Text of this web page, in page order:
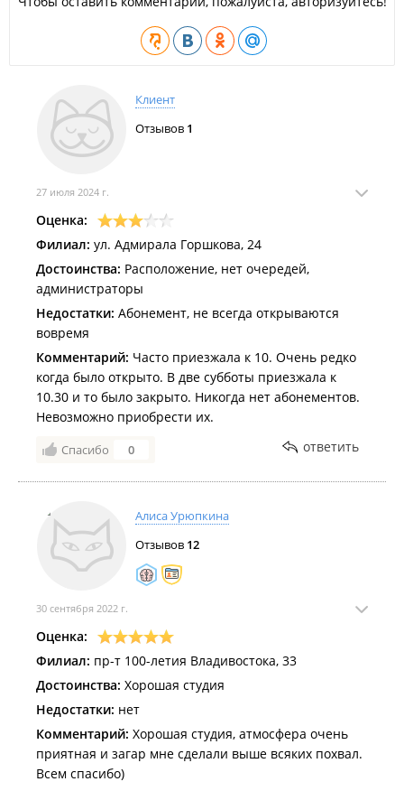
Клиент
Отзывов 1
27 июля 2024 г.
Оценка:
Филиал: ул. Адмирала Горшкова, 24
Достоинства: Расположение, нет очередей,
администраторы
Недостатки: Абонемент, не всегда открываются
вовремя
Комментарий: Часто приезжала к 10. Очень редко
когда было открыто. В две субботы приезжала к
10.30 и то было закрыто. Никогда нет абонементов.
Невозможно приобрести их.
Спасибо 0 ответить
Алиса Урюпкина
Отзывов 12
30 сентября 2022 г.
Оценка:
Филиал: пр-т 100-летия Владивостока, 33
Достоинства: Хорошая студия
Недостатки: нет
Комментарий: Хорошая студия, атмосфера очень
приятная и загар мне сделали выше всяких похвал.
Всем спасибо)